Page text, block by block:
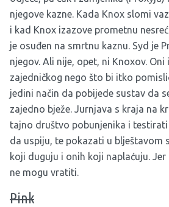
njegove kazne. Kada Knox slomi
i kad Knox izazove prometnu
je osuđen na smrtnu kaznu. Syd je
njegov. Ali nije, opet, ni Knoxov. Oni
zajedničkog nego što bi itko
jedini način da pobijede sustav da
zajedno bježe. Jurnjava s kraja na
tajno društvo pobunjenika i
da uspiju, te pokazati u blještavom
koji duguju i onih koji naplaćuju.
ne mogu vratiti.
Pink